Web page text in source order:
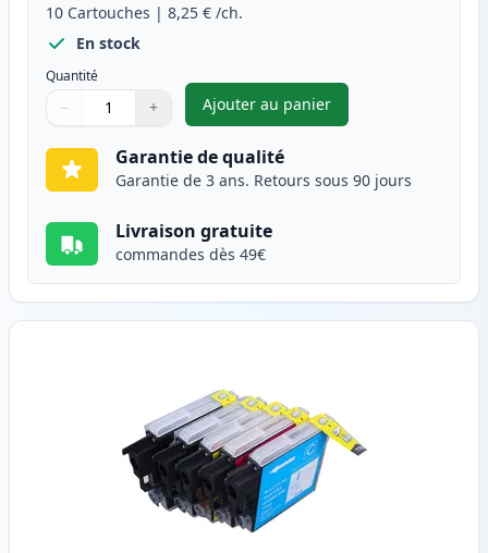
10 Cartouches | 8,25 € /ch.
En stock
Quantité
Quantité
Utilisez les boutons pour ajuster
− +
Quantité
Ajouter au panier
,Pack de 10 Brother LC1100
Garantie de qualité
Garantie de 3 ans. Retours sous 90 jours
Livraison gratuite
commandes dès 49€